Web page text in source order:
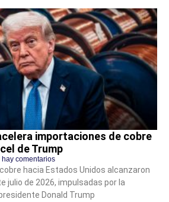
importaciones de cobre
de Trump
comentarios
hacia Estados Unidos alcanzaron
julio de 2026, impulsadas por la
Donald Trump